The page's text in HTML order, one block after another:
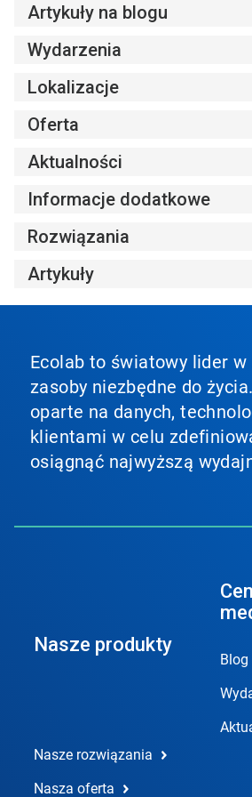
Artykuły na blogu
Wydarzenia
Lokalizacje
Oferta
Aktualności
Informacje dodatkowe
Rozwiązania
Artykuły
Ecolab to światowy lider
zasoby niezbędne do
oparte na danych,
klientami w celu
osiągnąć najwyższą
Nasze produkty
Nasze rozwiązania
Nasza oferta
Blog